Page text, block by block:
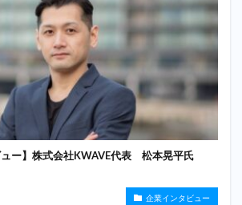
ュー】株式会社KWAVE代表 松本晃平氏
企業インタビュー